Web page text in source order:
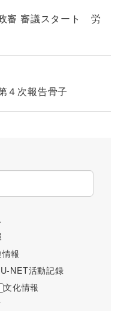
審 審議スタート 労
４次報告骨子
報
NET活動記録
文化情報